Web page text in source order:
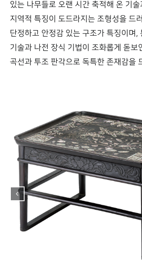
있는 나무들로 오랜 시간 축적해 온 기
지역적 특징이 도드라지는 조형성을 드
단정하고 안정감 있는 구조가 특징이며,
기술과 나전 장식 기법이 조화롭게 돋보
곡선과 투조 판각으로 독특한 존재감을